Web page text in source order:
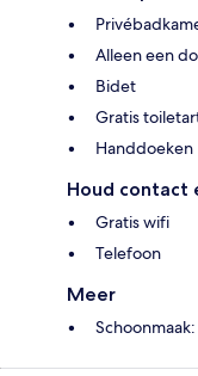
Alleen een
Bidet
Gratis
Handdoeken
Houd contact
Gratis wifi
Telefoon
Meer